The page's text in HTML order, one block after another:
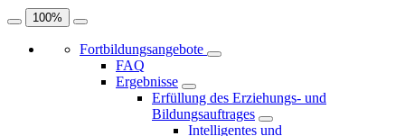
100%
Fortbildungsangebote
FAQ
Ergebnisse
Erfüllung des Erziehungs- und
Bildungsauftrages
Intelligentes und